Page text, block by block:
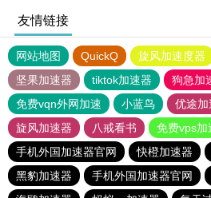
友情链接
网站地图 QuickQ 旋风加速度器
坚果加速器
tiktok加速器
狗急加
免费vqn外网加速
小蓝鸟 优途加
旋风加速器
八戒看书
免费vps加
手机外国加速器官网
快橙加速器
黑豹加速器
手机外国加速器官网